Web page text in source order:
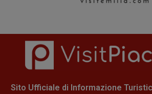
Sito Ufficiale di Informazione